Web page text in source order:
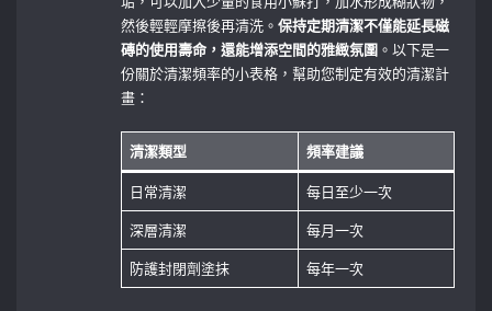
然後輕輕摩擦後再清洗。保持定期清潔不僅能延長磁
磚的使用壽命，還能增添空間的雅緻氛圍 。以下是一
份關於清潔頻率的小表格，幫助您制定有效的清潔計
畫：
清潔類型 頻率建議
日常清潔
每日至少一次
深層清潔
每月一次
防護封閉劑塗抹
每年一次